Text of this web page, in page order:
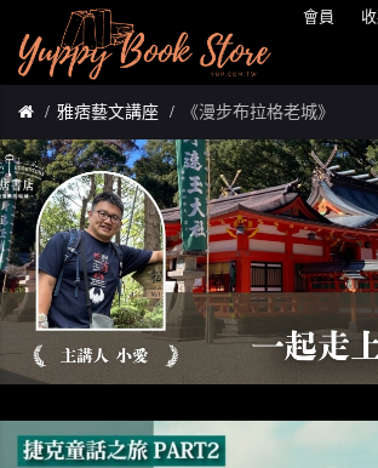
會員
雅痞藝文講座 《漫步布拉格老城》